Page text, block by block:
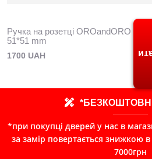
Ручка на розетці OROandORO
51*51 mm
1700 UAH
*при покупці дверей у нас в
за замір повертається знижкою
7000грн